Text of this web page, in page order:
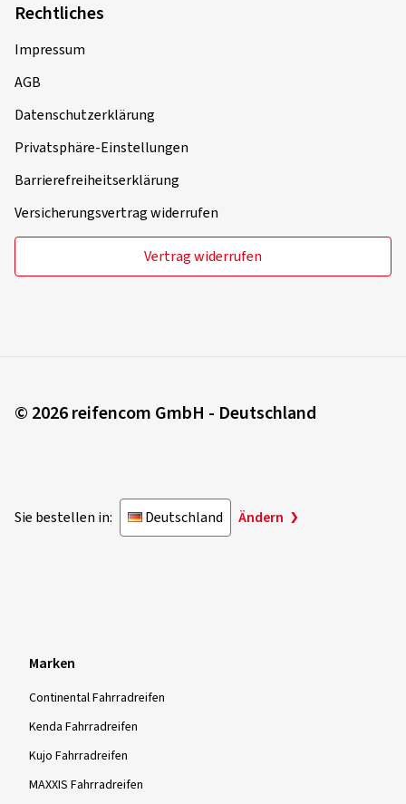
Rechtliches
Impressum
AGB
Datenschutzerklärung
Privatsphäre-Einstellungen
Barrierefreiheitserklärung
Versicherungsvertrag widerrufen
Vertrag widerrufen
© 2026 reifencom GmbH - Deutschland
Sie bestellen in: Deutschland Ändern
Marken
Continental Fahrradreifen
Kenda Fahrradreifen
Kujo Fahrradreifen
MAXXIS Fahrradreifen